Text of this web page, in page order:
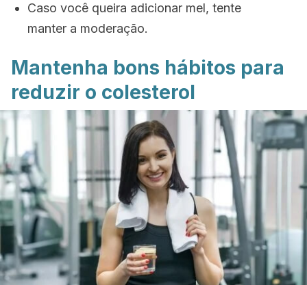
Caso você queira adicionar mel, tente
manter a moderação.
Mantenha bons hábitos para
reduzir o colesterol